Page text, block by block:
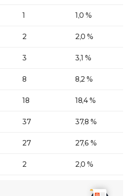
1 1,0 %
2 2,0 %
3 3,1 %
8 8,2 %
18 18,4 %
37 37,8 %
27 27,6 %
2 2,0 %